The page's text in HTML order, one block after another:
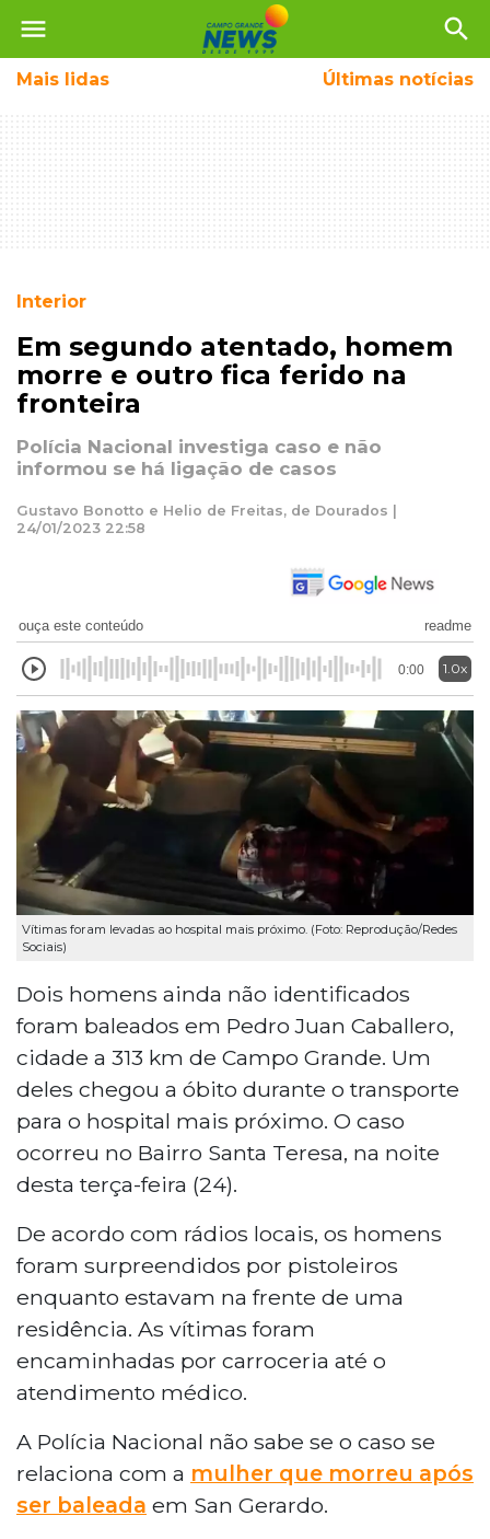
menu search
Mais lidas Últimas notícias
Interior
Em segundo atentado, homem
morre e outro fica ferido na
fronteira
Polícia Nacional investiga caso e não
informou se há ligação de casos
Gustavo Bonotto e Helio de Freitas, de Dourados |
24/01/2023 22:58
ouça este conteúdo readme
0:00 1.0x
Vítimas foram levadas ao hospital mais próximo. (Foto: Reprodução/Redes
Sociais)
Dois homens ainda não identificados
foram baleados em Pedro Juan Caballero,
cidade a 313 km de Campo Grande. Um
deles chegou a óbito durante o transporte
para o hospital mais próximo. O caso
ocorreu no Bairro Santa Teresa, na noite
desta terça-feira (24).
De acordo com rádios locais, os homens
foram surpreendidos por pistoleiros
enquanto estavam na frente de uma
residência. As vítimas foram
encaminhadas por carroceria até o
atendimento médico.
A Polícia Nacional não sabe se o caso se
relaciona com a mulher que morreu após
ser baleada em San Gerardo.